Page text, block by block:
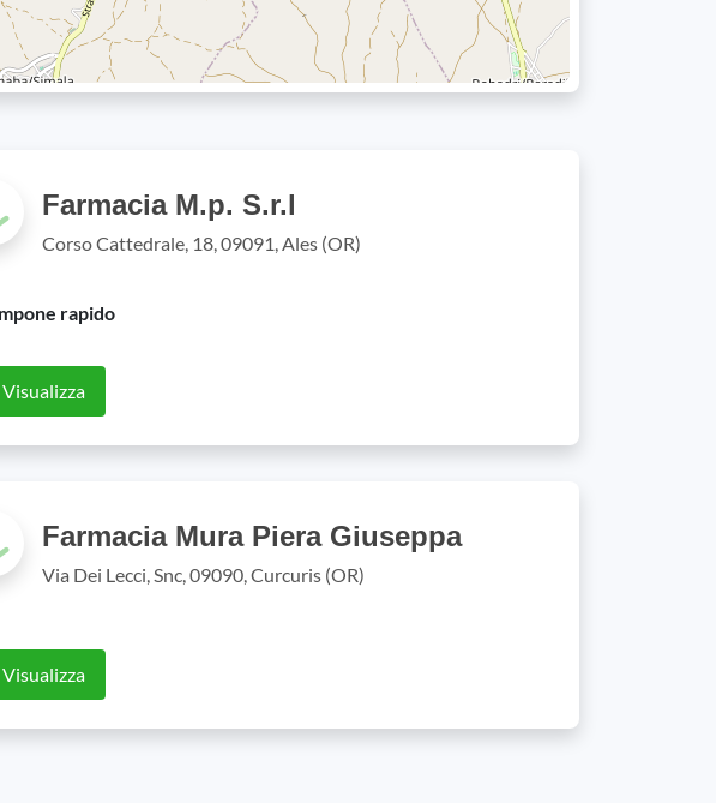
Farmacia M.p. S.r.l
Corso Cattedrale, 18, 09091, Ales (OR)
rapido
Visualizza
Farmacia Mura Piera Giuseppa
Via Dei Lecci, Snc, 09090, Curcuris (OR)
Visualizza